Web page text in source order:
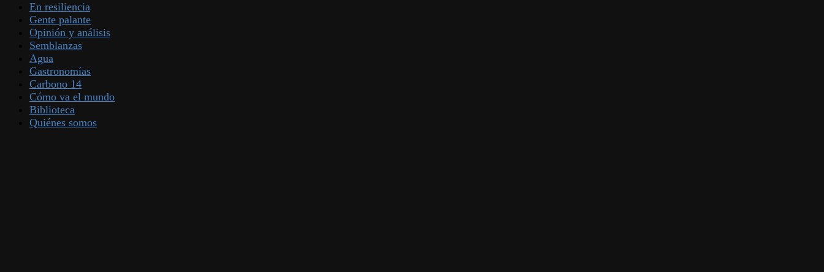
En resiliencia
Gente palante
Opinión y análisis
Semblanzas
Agua
Gastronomías
Carbono 14
Cómo va el mundo
Biblioteca
Quiénes somos